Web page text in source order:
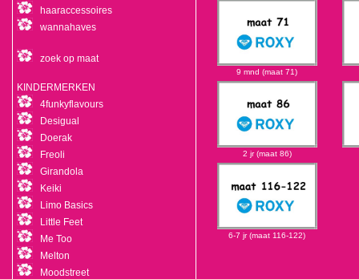
9 mnd (maat 71)
2 jr (maat 86)
6-7 jr (maat 116-122)
haaraccessoires
wannahaves
zoek op maat
KINDERMERKEN
4funkyflavours
Desigual
Doerak
Freoli
Girandola
Keiki
Limo Basics
Little Feet
Me Too
Melton
Moodstreet